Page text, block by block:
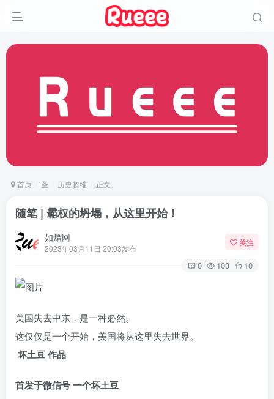
首页 圣 历史超维 正文
随笔 | 霸权的坍塌，从这里开始！
如熠网
2023年03月11日 20:03发布
关注
0 103 10
美国失去中东，是一种必然。
这仅仅是一个开始，美国将从这里失去世界。
坏土豆 作品
首发于微信号 一个坏土豆